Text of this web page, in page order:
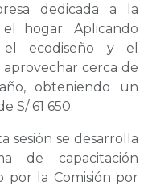
dedicada a la
hogar. Aplicando
el ecodiseño y el
cerca de
obteniendo un
S/ 61 650.
sesión se desarrolla
de capacitación
por la Comisión por